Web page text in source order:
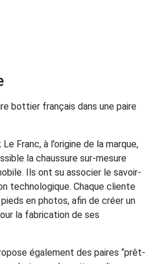
bottier français dans une paire
Franc, à l’origine de la marque,
la chaussure sur-mesure
Ils ont su associer le savoir-
technologique. Chaque cliente
en photos, afin de créer un
la fabrication de ses
également des paires “prêt-